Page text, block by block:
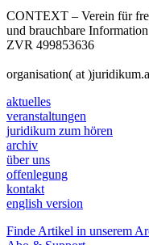
CONTEXT – Verein für
und brauchbare Information
ZVR 499853636
organisation( at
aktuelles
veranstaltungen
juridikum zum hören
archiv
über uns
offenlegung
kontakt
english version
Finde Artikel in unserem